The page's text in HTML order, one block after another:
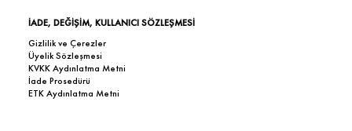
İADE, DEĞİŞİM, KULLANICI SÖZLEŞMESİ
Gizlilik ve Çerezler
Üyelik Sözleşmesi
KVKK Aydınlatma Metni
İade Prosedürü
ETK Aydınlatma Metni